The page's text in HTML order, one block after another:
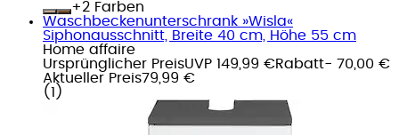
+
Farben
Waschbeckenunterschrank »Wisla«
Siphonausschnitt, Breite 40 cm, Höhe 55 cm
Home affaire
Ursprünglicher PreisUVP 149,99 €Rabatt- 70,00 €
Aktueller Preis79,99 €
( 1 )